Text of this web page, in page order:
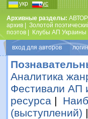
укр рус
Архивные разделы:
архив
Золотой
поэтов
Клубы АП Украины
вход для авторов
Аналитика
Фестивали АП
ресурса |
(выступлений)